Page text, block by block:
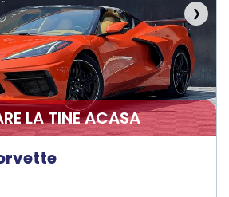
❯
LA TINE ACASA